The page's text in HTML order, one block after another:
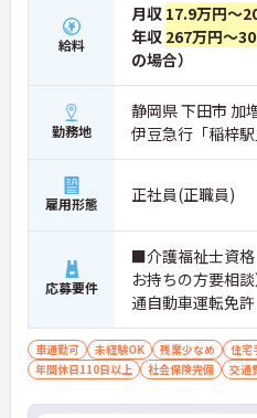
給料
月収 17.9万円～
年収 267万円～
の場合）
勤務地
静岡県 下田市 加
伊豆急行「稲梓
雇用形態 正社員(正職員)
応募要件
■介護福祉士資
お持ちの方要相
通自動車運転免許
車通勤可 未経験OK 残業少なめ 住宅
年間休日110日以上
社会保険完備 交通